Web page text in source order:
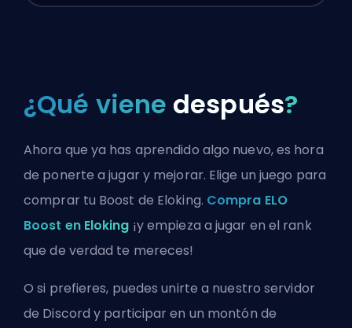
¿Qué viene después?
Ahora que ya has aprendido algo nuevo, es hora
de ponerte a jugar y mejorar. Elige un juego para
comprar tu Boost de Eloking. Compra ELO
Boost en Eloking ¡y empieza a jugar en el rank
que de verdad te mereces!
O si prefieres, puedesunirte a nuestro servidor
de Discord y participar en un montón de